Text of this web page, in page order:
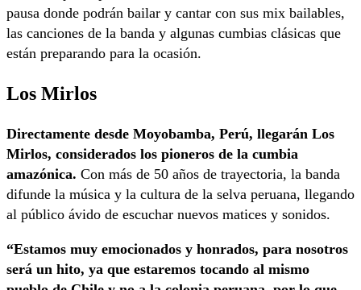
pausa donde podrán bailar y cantar con sus mix bailables,
las canciones de la banda y algunas cumbias clásicas que
están preparando para la ocasión.
Los Mirlos
Directamente desde Moyobamba, Perú, llegarán Los
Mirlos, considerados los pioneros de la cumbia
amazónica. Con más de 50 años de trayectoria, la banda
difunde la música y la cultura de la selva peruana, llegando
al público ávido de escuchar nuevos matices y sonidos.
“Estamos muy emocionados y honrados, para nosotros
será un hito, ya que estaremos tocando al mismo